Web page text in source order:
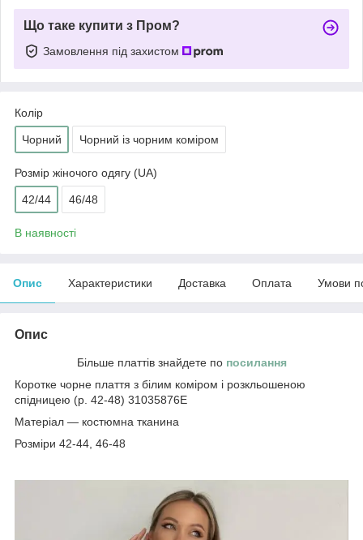
Що таке купити з Пром?
Замовлення під захистом
Колір
Чорний Чорний із чорним коміром
Розмір жіночого одягу (UA)
42/44 46/48
В наявності
Опис Характеристики Доставка Оплата Умови
Опис
Більше платтів знайдете по посилання
Коротке чорне плаття з білим коміром і розкльошеною
спідницею (р. 42-48) 31035876Е
Матеріал — костюмна тканина
Розміри 42-44, 46-48